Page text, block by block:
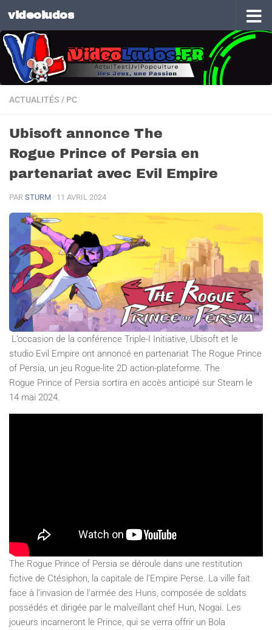
Skip to content
videoludos
ACTUALITÉS / PC
Ubisoft annonce The
Rogue Prince of Persia en
partenariat avec Evil Empire
PAR STURM · 11 AVRIL 2024
L’occasion de la conférence Triple-I Initiative, Ubisoft et le
studio Evil Empire ont annoncé en partenariat The Rogue Prince
of Persia, un jeu Rogue-lite 2D action-plateforme. The
Rogue Prince of Persia sortira en accès anticipé sur Steam le
14 mai 2024.
The Rogue Prince of Persia se déroule dans une restitution
fictive de Ctésiphon, la capitale de l’Empire Perse. La ville fait
face à l’invasion de l’armée des Huns, composée de soldats
possédés et dirigée par le malveillant chef Hun, Nogai. Les
joueurs incarneront le Prince, qui se verra offrir un Bola